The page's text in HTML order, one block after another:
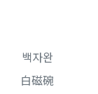
백자완
白磁碗